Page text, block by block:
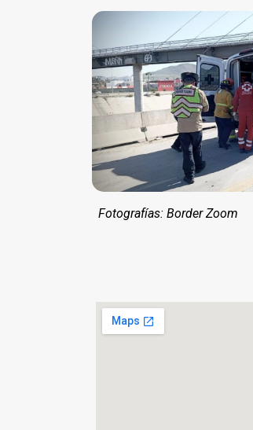
Fotografías: Border Zoom